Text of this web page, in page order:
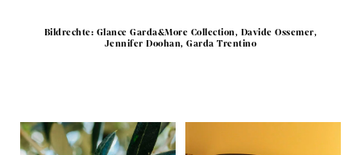
Bildrechte: Glance Garda&More Collection, Davide Ossemer,
Jennifer Doohan, Garda Trentino